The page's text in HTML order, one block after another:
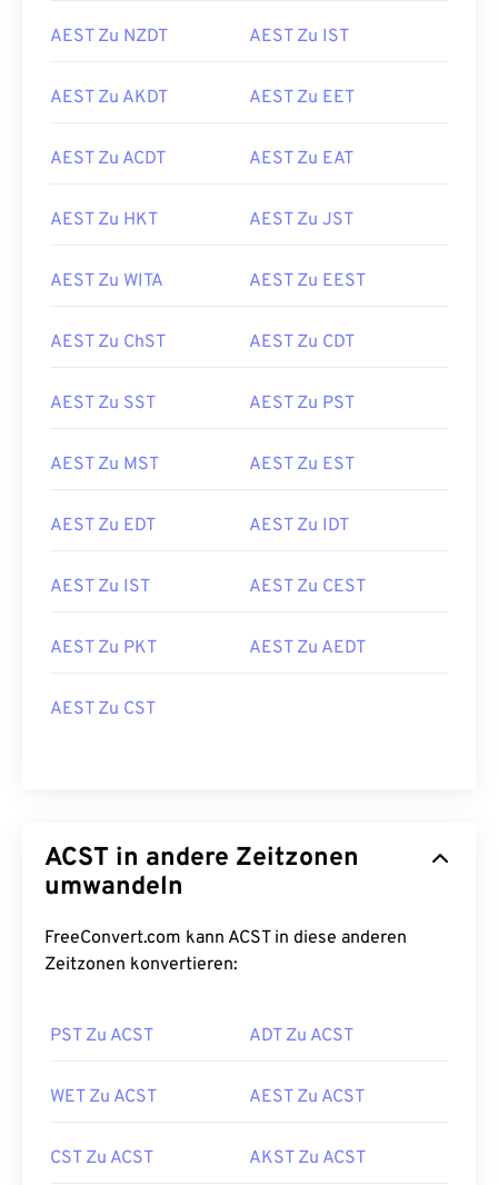
AEST Zu NZDT AEST Zu IST
AEST Zu AKDT AEST Zu EET
AEST Zu ACDT AEST Zu EAT
AEST Zu HKT AEST Zu JST
AEST Zu WITA AEST Zu EEST
AEST Zu ChST AEST Zu CDT
AEST Zu SST AEST Zu PST
AEST Zu MST AEST Zu EST
AEST Zu EDT AEST Zu IDT
AEST Zu IST AEST Zu CEST
AEST Zu PKT AEST Zu AEDT
AEST Zu CST
ACST in andere Zeitzonen
umwandeln
FreeConvert.com kann ACST in diese anderen
Zeitzonen konvertieren:
PST Zu ACST ADT Zu ACST
WET Zu ACST AEST Zu ACST
CST Zu ACST AKST Zu ACST